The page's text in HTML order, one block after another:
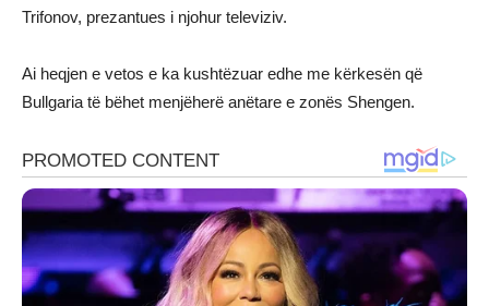
Trifonov, prezantues i njohur televiziv.
Ai heqjen e vetos e ka kushtëzuar edhe me kërkesën që
Bullgaria të bëhet menjëherë anëtare e zonës Shengen.